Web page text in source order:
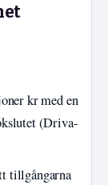
kr med en
(Driva-
tillgångarna